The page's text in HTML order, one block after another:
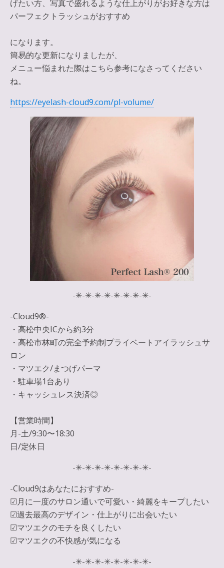
げたい方、写真で盛れるような仕上がりがお好きな方は
パーフェクトラッシュがおすすめ
になります。
簡易的な更新になりましたが、
メニュー悩まれた際はこちら参考になさってください
ね。
https://eyelash-cloud9.com/pl-volume/
-✳︎-✳︎-✳︎-✳︎-✳︎-✳︎-✳︎-✳︎-
-Cloud9®︎-
・高松中央ICから約3分
・高松市林町の完全予約制プライベートアイラッシュサ
ロン
・マツエク/まつげパーマ
・駐車場1台あり
・キャッシュレス決済◎
【営業時間】
月-土/9:30〜18:30
日/定休日
-✳︎-✳︎-✳︎-✳︎-✳︎-✳︎-✳︎-✳︎-
-Cloud9はあなたにおすすめ-
☑︎月に一度のサロン通いで可愛い・綺麗をキープしたい
☑︎過去最高のデザイン・仕上がりに出会いたい
☑︎マツエクのモチを良くしたい
☑︎マツエクの不快感が気になる
-✳︎-✳︎-✳︎-✳︎-✳︎-✳︎-✳︎-✳︎-